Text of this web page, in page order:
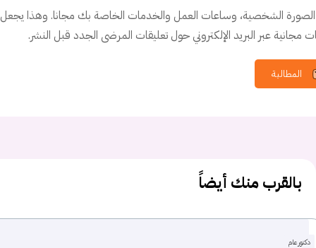
الشخصية، وساعات العمل والخدمات الخاصة بك مجانا. وهذا
مجانية عبر البريد الإلكتروني حول تعليقات المرضى الجدد قبل النشر.
المطالبة
بالقرب منك أيضاً
دكتور عام